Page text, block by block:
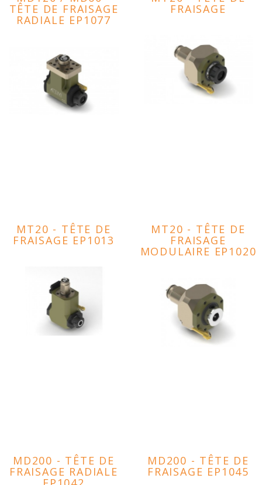
TÊTE DE FRAISAGE
RADIALE EP1077
FRAISAGE
MT20 - TÊTE DE
FRAISAGE EP1013
MT20 - TÊTE DE
FRAISAGE
MODULAIRE EP1020
MD200 - TÊTE DE
FRAISAGE RADIALE
MD200 - TÊTE DE
FRAISAGE EP1045